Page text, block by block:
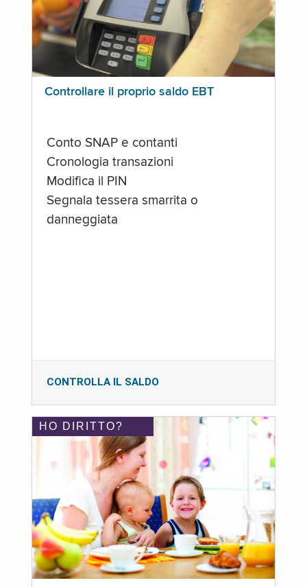
Controllare il proprio saldo EBT
Conto SNAP e contanti
Cronologia transazioni
Modifica il PIN
Segnala tessera smarrita o
danneggiata
CONTROLLA IL SALDO
HO DIRITTO?